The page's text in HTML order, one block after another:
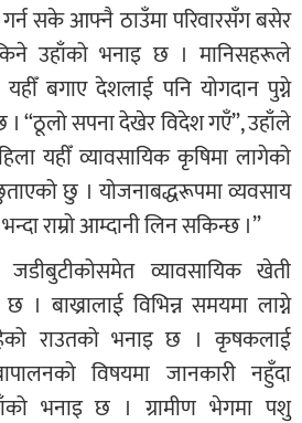
सके आफ्नै ठाउँमा परिवारसँग बसेर
उहाँको भनाइ छ । मानिसहरूले
बगाए देशलाई पनि योगदान पुग्ने
। “ठूलो सपना देखेर विदेश गएँ”, उहाँले
यहीँ व्यावसायिक कृषिमा लागेको
छु । योजनाबद्धरूपमा व्यवसाय
राम्रो आम्दानी लिन सकिन्छ ।”
व्यावसायिक खेती
। बाख्रालाई विभिन्न समयमा लाग्ने
राउतको भनाइ छ । कृषकलाई
विषयमा जानकारी नहुँदा
भनाइ छ । ग्रामीण भेगमा पशु